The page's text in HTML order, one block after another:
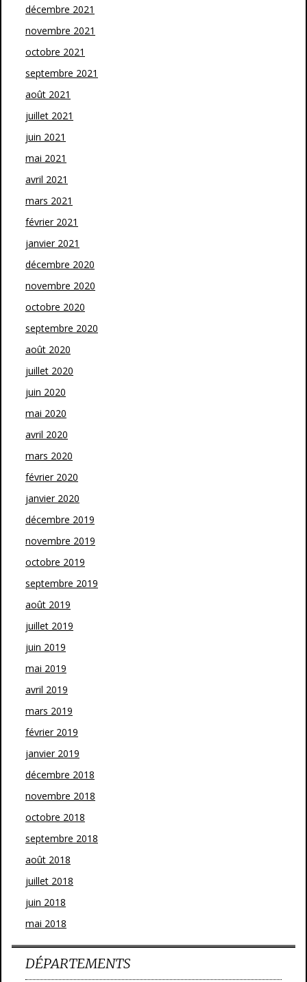
décembre 2021
novembre 2021
octobre 2021
septembre 2021
août 2021
juillet 2021
juin 2021
mai 2021
avril 2021
mars 2021
février 2021
janvier 2021
décembre 2020
novembre 2020
octobre 2020
septembre 2020
août 2020
juillet 2020
juin 2020
mai 2020
avril 2020
mars 2020
février 2020
janvier 2020
décembre 2019
novembre 2019
octobre 2019
septembre 2019
août 2019
juillet 2019
juin 2019
mai 2019
avril 2019
mars 2019
février 2019
janvier 2019
décembre 2018
novembre 2018
octobre 2018
septembre 2018
août 2018
juillet 2018
juin 2018
mai 2018
DÉPARTEMENTS